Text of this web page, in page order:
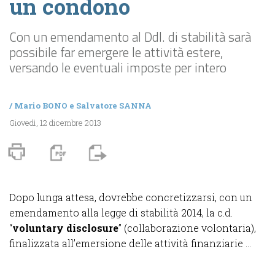
un condono
Con un emendamento al Ddl. di stabilità sarà
possibile far emergere le attività estere,
versando le eventuali imposte per intero
/Mario BONO e Salvatore SANNA
Giovedì, 12 dicembre 2013
Dopo lunga attesa, dovrebbe concretizzarsi, con un
emendamento alla legge di stabilità 2014, la c.d.
“voluntary disclosure” (collaborazione volontaria),
finalizzata all’emersione delle attività finanziarie ...